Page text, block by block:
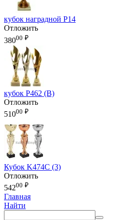
кубок наградной P14
Отложить
38000 ₽
кубок P462 (B)
Отложить
51000 ₽
Кубок K474C (3)
Отложить
54200 ₽
Главная
Найти